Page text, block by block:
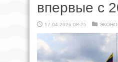
впервые с
17.04.2026 08:25